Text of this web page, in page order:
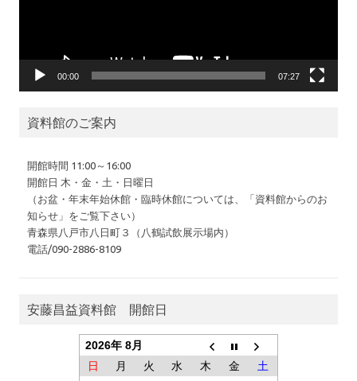
00:00 07:27
資料館のご案内
開館時間 11:00～16:00
開館日 木・金・土・日曜日
（お盆・年末年始休館・臨時休館については、「資料館からのお
知らせ」をご覧下さい）
青森県八戸市八日町３（八鶴試飲展示場内）
電話/090-2886-8109
安藤昌益資料館 開館日
2026年 8月
日
月 火 水 木 金
土